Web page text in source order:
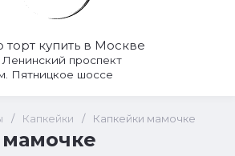
торт купить в Москве
Ленинский проспект
Пятницкое шоссе
/ Капкейки / Капкейки мамочке